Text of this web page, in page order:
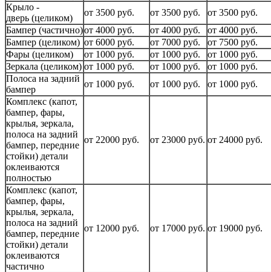
Крыло -
дверь (целиком)
от 3500 руб. от 3500 руб.
от 3500 руб.
Бампер (частично)от 4000 руб. от 4000 руб.
от 4000 руб.
Бампер (целиком) от 6000 руб. от 7000 руб.
от 7500 руб.
Фары (целиком)
от 1000 руб. от 1000 руб.
от 1000 руб.
Зеркала (целиком) от 1000 руб. от 1000 руб.
от 1000 руб.
Полоса на задний
бампер
от 1000 руб. от 1000 руб.
от 1000 руб.
Комплекс (капот,
бампер, фары,
крылья, зеркала,
полоса на задний
бампер, передние
стойки) детали
оклеиваются
полностью
от 22000 руб. от 23000 руб. от 24000 руб.
Комплекс (капот,
бампер, фары,
крылья, зеркала,
полоса на задний
бампер, передние
стойки) детали
оклеиваются
частично
от 12000 руб. от 17000 руб. от 19000 руб.